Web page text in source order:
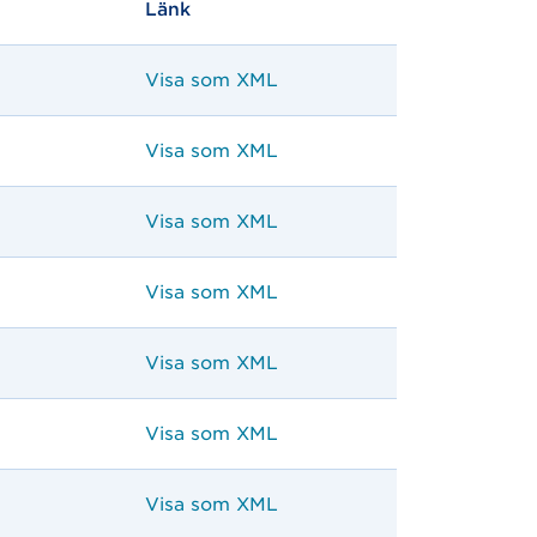
Länk
Visa som XML
Visa som XML
Visa som XML
Visa som XML
Visa som XML
Visa som XML
Visa som XML